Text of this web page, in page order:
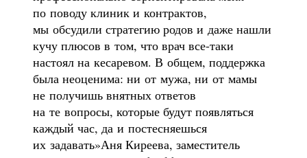
по поводу клиник и контрактов,
мы обсудили стратегию родов и даже нашли
кучу плюсов в том, что врач все-таки
настоял на кесаревом. В общем, поддержка
была неоценима: ни от мужа, ни от мамы
не получишь внятных ответов
на те вопросы, которые будут появляться
каждый час, да и постесняешься
их задавать»Аня Киреева, заместитель